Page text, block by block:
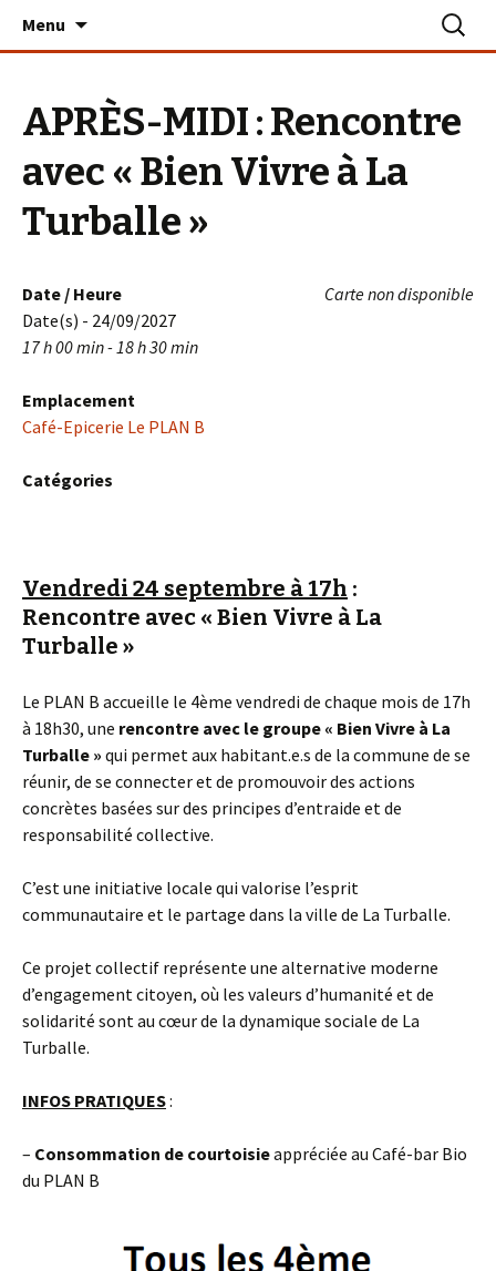
Le PLAN B – La Turballe
Menu
APRÈS-MIDI : Rencontre
avec « Bien Vivre à La
Turballe »
Carte non disponible
Date / Heure
Date(s) - 24/09/2027
17 h 00 min - 18 h 30 min
Emplacement
Café-Epicerie Le PLAN B
Catégories
Vendredi 24 septembre à 17h :
Rencontre avec « Bien Vivre à La
Turballe »
Le PLAN B accueille le 4ème vendredi de chaque mois de 17h
à 18h30, une rencontre avec le groupe « Bien Vivre à La
Turballe » qui permet aux habitant.e.s de la commune de se
réunir, de se connecter et de promouvoir des actions
concrètes basées sur des principes d’entraide et de
responsabilité collective.
C’est une initiative locale qui valorise l’esprit
communautaire et le partage dans la ville de La Turballe.
Ce projet collectif représente une alternative moderne
d’engagement citoyen, où les valeurs d’humanité et de
solidarité sont au cœur de la dynamique sociale de La
Turballe.
INFOS PRATIQUES:
– Consommation de courtoisieappréciée au Café-bar Bio
du PLAN B